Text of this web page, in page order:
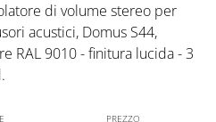
di volume stereo per
acustici, Domus S44,
RAL 9010 - finitura lucida - 3